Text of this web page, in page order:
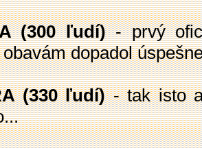
(300 ľudí)- prvý
dopadol
(330 ľudí)- tak isto